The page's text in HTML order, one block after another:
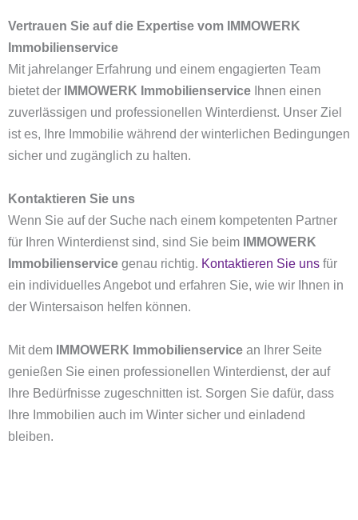
Vertrauen Sie auf die Expertise vom IMMOWERK
Immobilienservice
Mit jahrelanger Erfahrung und einem engagierten Team
bietet der
IMMOWERK Immobilienservice Ihnen einen
zuverlässigen und professionellen Winterdienst. Unser Ziel
ist es, Ihre Immobilie während der winterlichen Bedingungen
sicher und zugänglich zu halten.
Kontaktieren Sie uns
Wenn Sie auf der Suche nach einem kompetenten Partner
für Ihren Winterdienst sind, sind Sie beim
IMMOWERK
Immobilienservice genau richtig. Kontaktieren Sie uns für
ein individuelles Angebot und erfahren Sie, wie wir Ihnen in
der Wintersaison helfen können.
Mit dem IMMOWERK Immobilienservice an Ihrer Seite
genießen Sie einen professionellen Winterdienst, der auf
Ihre Bedürfnisse zugeschnitten ist. Sorgen Sie dafür, dass
Ihre Immobilien auch im Winter sicher und einladend
bleiben.